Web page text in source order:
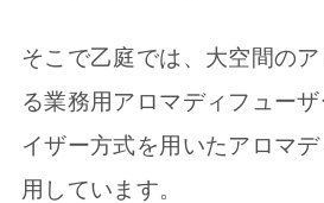
そこで乙庭では、大空間の
る業務用アロマディフュー
イザー方式を用いたアロマ
用しています。